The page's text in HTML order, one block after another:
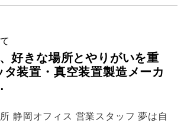
好きな場所とやりがいを重
装置・真空装置製造メーカ
静岡オフィス 営業スタッフ 夢は自